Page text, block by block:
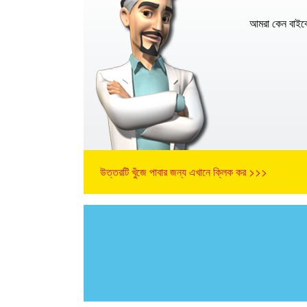
আমরা কেন
উত্তরটি খুঁজে পাবার জন্য এখানে ক্লিক কর >>>